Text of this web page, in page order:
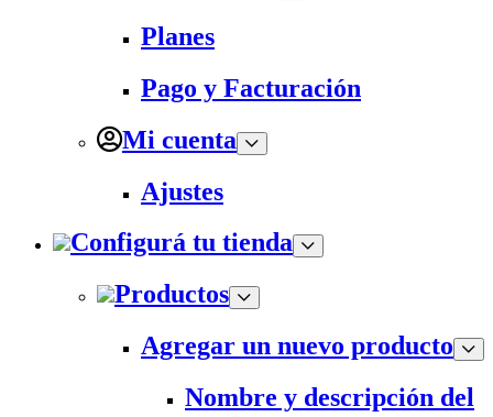
Planes
Pago y Facturación
Mi cuenta
Ajustes
Configurá tu tienda
Productos
Agregar un nuevo producto
Nombre y descripción del